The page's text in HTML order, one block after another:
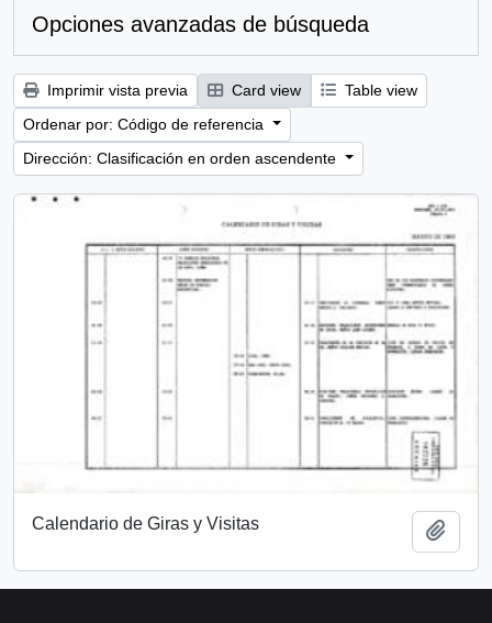
Opciones avanzadas de búsqueda
Imprimir vista previa Card view
Table view
Ordenar por: Código de referencia
Dirección: Clasificación en orden ascendente
Calendario de Giras y Visitas